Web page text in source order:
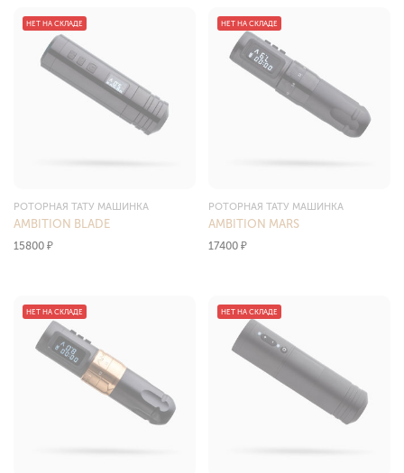
РОТОРНАЯ ТАТУ МАШИНКА
AMBITION BLADE
15800 ₽
НЕТ НА СКЛАДЕ
РОТОРНАЯ ТАТУ МАШИНКА
AMBITION MARS
17400 ₽
НЕТ НА СКЛАДЕ
НЕТ НА СКЛАДЕ НЕТ НА СКЛАДЕ